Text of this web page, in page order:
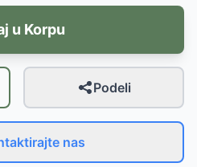
u Korpu
Podeli
nas